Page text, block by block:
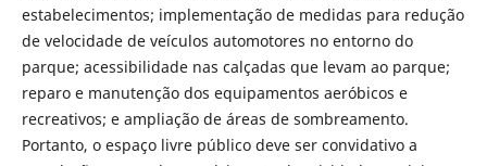
estabelecimentos; implementação de medidas para redução
de velocidade de veículos automotores no entorno do
parque; acessibilidade nas calçadas que levam ao parque;
reparo e manutenção dos equipamentos aeróbicos e
recreativos; e ampliação de áreas de sombreamento.
Portanto, o espaço livre público deve ser convidativo a